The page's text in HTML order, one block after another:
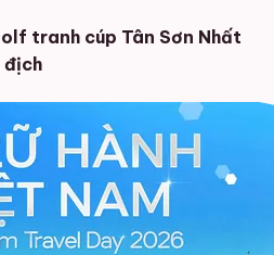
tranh cúp Tân Sơn Nhất
địch